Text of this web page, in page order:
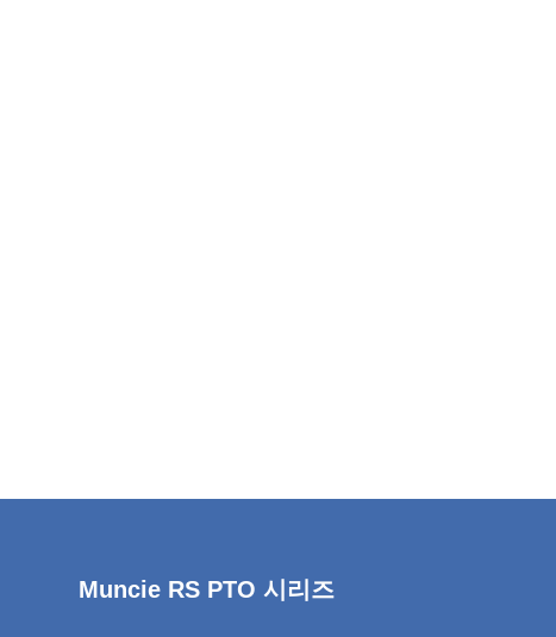
Muncie RS PTO 시리즈